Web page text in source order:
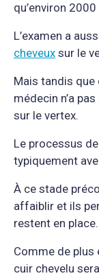
qu’environ
L’examen a
cheveux sur le
Mais tandis
médecin n’a
sur le vertex.
Le processus
typiquement
À ce stade
affaiblir et ils
restent en place.
Comme de plus
cuir chevelu